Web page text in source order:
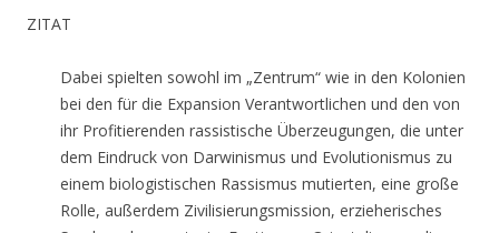
ZITAT
Dabei spielten sowohl im „Zentrum“ wie in den Kolonien
bei den für die Expansion Verantwortlichen und den von
ihr Profitierenden rassistische Überzeugungen, die unter
dem Eindruck von Darwinismus und Evolutionismus zu
einem biologistischen Rassismus mutierten, eine große
Rolle, außerdem Zivilisierungsmission, erzieherisches